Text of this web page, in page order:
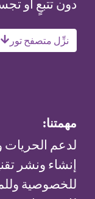
دون تتبعٍ أو
نزِّل متصفح تور
مهمتنا:
لدعم
إنشاء ونشر
للخصوصية